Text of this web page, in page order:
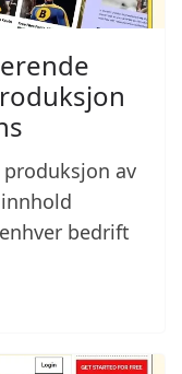
av
bedrift